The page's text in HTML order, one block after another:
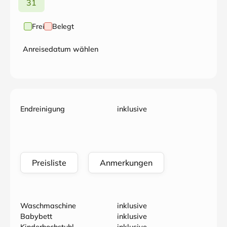
31
Frei Belegt
Anreisedatum wählen
Endreinigung inklusive
Preisliste Anmerkungen
Waschmaschine
inklusive
Babybett
inklusive